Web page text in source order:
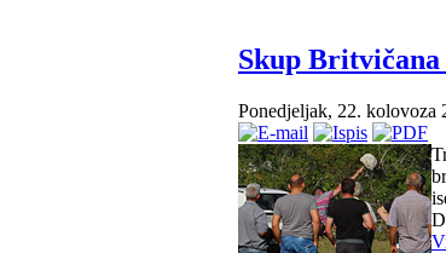
Skup
Ponedjeljak, 22. kolovoza